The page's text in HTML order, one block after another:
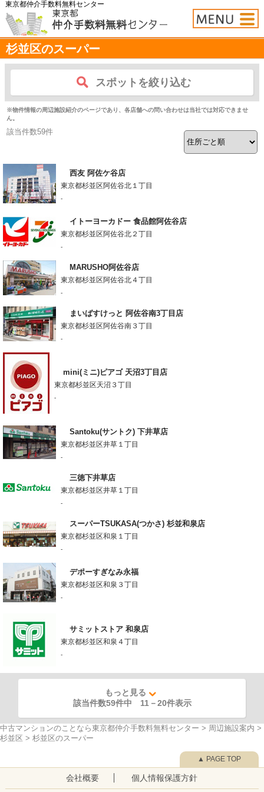
東京都仲介手数料無料センター
杉並区のスーパー
スポットを絞り込む
※物件情報の周辺施設紹介のページであり、各店舗への問い合わせは当社では対応できませ
ん。
該当件数59件
西友 阿佐ケ谷店
東京都杉並区阿佐谷北１丁目
-
イトーヨーカドー 食品館阿佐谷店
東京都杉並区阿佐谷北２丁目
-
MARUSHO阿佐谷店
東京都杉並区阿佐谷北４丁目
-
まいばすけっと 阿佐谷南3丁目店
東京都杉並区阿佐谷南３丁目
-
mini(ミニ)ピアゴ 天沼3丁目店
東京都杉並区天沼３丁目
-
Santoku(サントク) 下井草店
東京都杉並区井草１丁目
-
三徳下井草店
東京都杉並区井草１丁目
-
スーパーTSUKASA(つかさ) 杉並和泉店
東京都杉並区和泉１丁目
-
デポーすぎなみ永福
東京都杉並区和泉３丁目
-
サミットストア 和泉店
東京都杉並区和泉４丁目
-
もっと見る
該当件数59件中 11 －20件表示
中古マンションのことなら東京都仲介手数料無料センター > 周辺施設案内 >
杉並区 > 杉並区のスーパー
会社概要 個人情報保護方針
▲ PAGE TOP